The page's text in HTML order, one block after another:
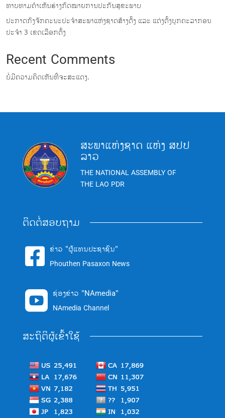
ທາບທາມຄໍາເຫັນຮ່າງກົດໝາຍການປະກັນສຸຂະພາບ
ປະກາດກົງຈັກຄະນະປະຈໍາສະພາແຫ່ງຊາດສ້າງຕັ້ງ ແລະ ແຕ່ງຕັ້ງບຸກຄະລາກອນ
ປະຈໍາ 3 ເຂດເລືອກຕັ້ງ
Recent Comments
ບໍ່ມີຄວາມຄິດເຫັນທີ່ຈະສະແດງ.
ສະພາແຫ່ງຊາດ ແຫ່ງ ສປປ
ລາວ
THE NATIONAL ASSEMBLY OF
THE LAO PDR
ຕິດຕໍ່ສອບຖາມ
 ຂ່າວ "ຜູ້ແທນປະຊາຊົນ"
Phouthen Pasaxon News
 ຊ່ອງຂ່າວ "NAmedia"
NAmedia Channel
ສະຖິຕິຜູ້ເຂົ້າໃຊ້